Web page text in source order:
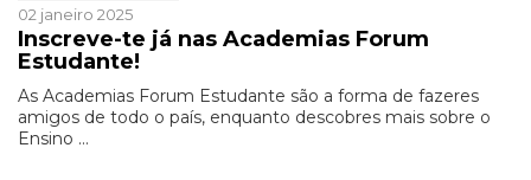
02 janeiro 2025
Inscreve-te já nas Academias Forum
Estudante!
As Academias Forum Estudante são a forma de fazeres
amigos de todo o país, enquanto descobres mais sobre o
Ensino ...